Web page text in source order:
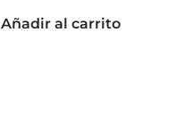
Añadir al carrito